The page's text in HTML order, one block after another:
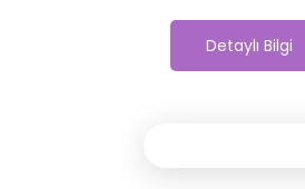
Detaylı Bilgi